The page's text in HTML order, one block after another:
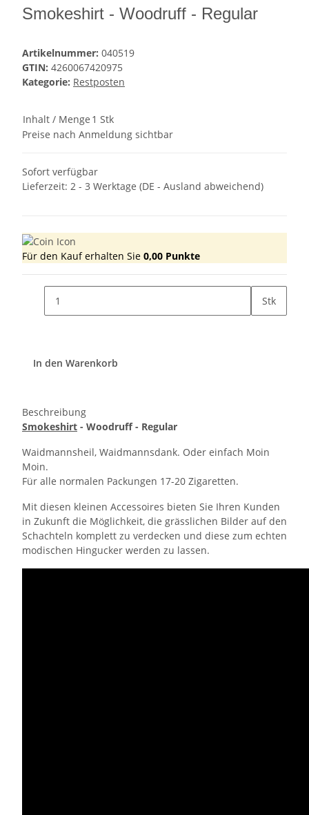
Smokeshirt - Woodruff - Regular
Artikelnummer: 040519
GTIN: 4260067420975
Kategorie: Restposten
Inhalt / Menge 1 Stk
Preise nach Anmeldung sichtbar
Sofort verfügbar
Lieferzeit: 2 - 3 Werktage (DE - Ausland abweichend)
Für den Kauf erhalten Sie 0,00 Punkte
Stk
In den Warenkorb
Beschreibung
Smokeshirt - Woodruff - Regular
Waidmannsheil, Waidmannsdank. Oder einfach Moin
Moin.
Für alle normalen Packungen 17-20 Zigaretten.
Mit diesen kleinen Accessoires bieten Sie Ihren Kunden
in Zukunft die Möglichkeit, die grässlichen Bilder auf den
Schachteln komplett zu verdecken und diese zum echten
modischen Hingucker werden zu lassen.